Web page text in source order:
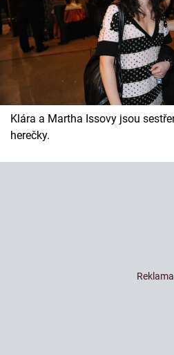
Mámy sobě
Přihlášení
Sledujte nás
Klára a Martha Issovy jsou
herečky.